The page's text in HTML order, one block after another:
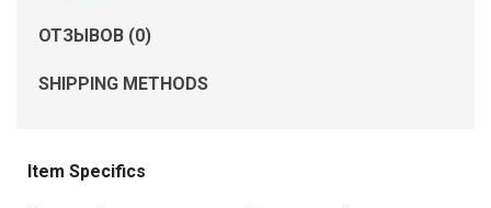
ОТЗЫВОВ (0)
SHIPPING METHODS
Item Specifics